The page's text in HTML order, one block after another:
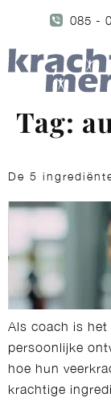
085 -
Tag:
De 5
Als coach is
persoonlijke
hoe hun
krachtige